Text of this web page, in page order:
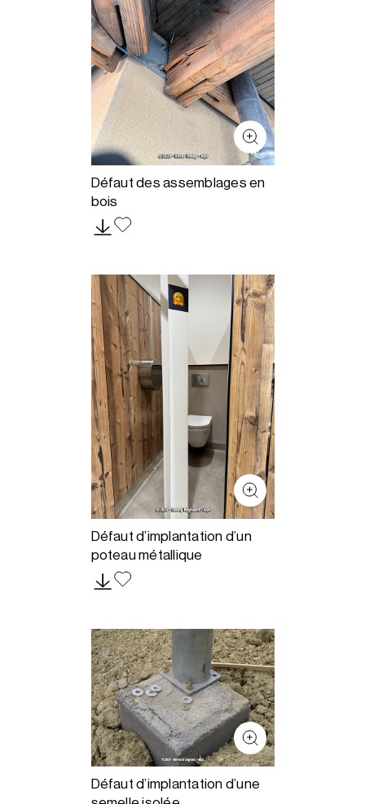
Défaut des assemblages en
bois
Défaut d’implantation d’un
poteau métallique
Défaut d’implantation d’une